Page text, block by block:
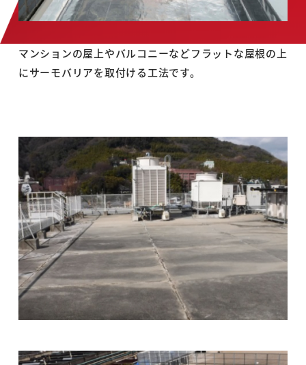
マンションの屋上やバルコニーなどフラットな屋根の上
にサーモバリアを取付ける工法です。